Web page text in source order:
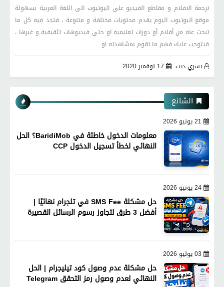
ترجمة الافلام و مقاطع الفيديو على اليوتيوب الى اللغة العربية بسهولة
موقع اليوتيوب اليوم يقدم محتويات مختلفة و متنوعة ، فتجد فيه كل ما
تبحث عنه من أفلام أو دورات تعليمية او حتى فيديوهات تثقيفية و غيرها ،
فيتوجب عليك فهم ما تقوم بمشاهدته او …
يسري ذيب
17 نوفمبر 2020
الشائع
21 يونيو 2026
معلومات الدخول خاطئة في BaridiMob؟ الحل
النهائي لخطأ تسجيل الدخول CCP
24 يونيو 2026
حل مشكلة SMS Fee في تلجرام نهائيًا |
أفضل 3 طرق لتجاوز رسوم الرسائل القصيرة
03 يوليو 2026
حل مشكلة عدم وصول كود تيليجرام | الحل
النهائي لعدم وصول رمز التحقق Telegram